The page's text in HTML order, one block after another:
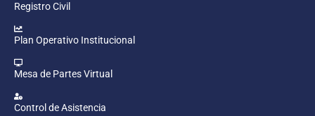
Registro Civil
Plan Operativo Institucional
Mesa de Partes Virtual
Control de Asistencia